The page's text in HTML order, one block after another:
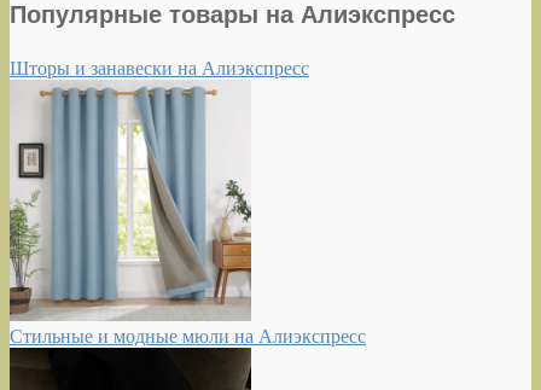
Популярные товары на Алиэкспресс
Шторы и занавески на Алиэкспресс
Стильные и модные мюли на Алиэкспресс